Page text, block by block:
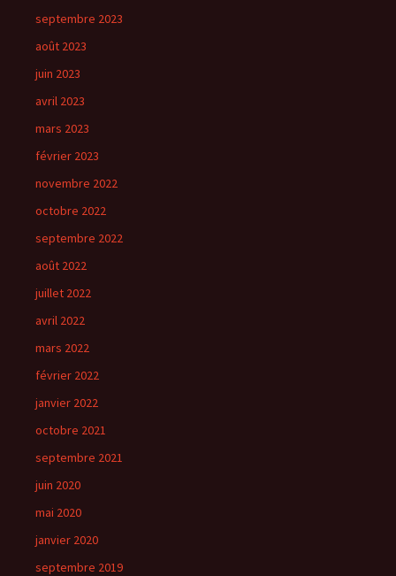
septembre 2023
août 2023
juin 2023
avril 2023
mars 2023
février 2023
novembre 2022
octobre 2022
septembre 2022
août 2022
juillet 2022
avril 2022
mars 2022
février 2022
janvier 2022
octobre 2021
septembre 2021
juin 2020
mai 2020
janvier 2020
septembre 2019